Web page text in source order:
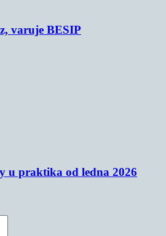
varuje BESIP
u praktika od ledna 2026